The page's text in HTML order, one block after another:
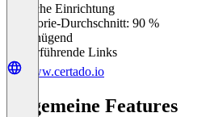
Einfache Einrichtung
Kategorie-Durchschnitt: 90 %
Ungenügend
Weiterführende Links
www.certado.io
Allgemeine Features